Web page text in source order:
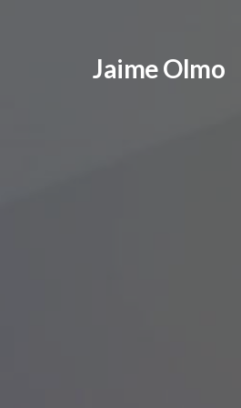
Jaime Olmo